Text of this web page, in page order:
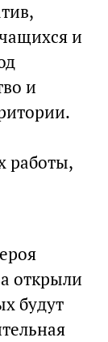
и
и
работы,
открыли
будут